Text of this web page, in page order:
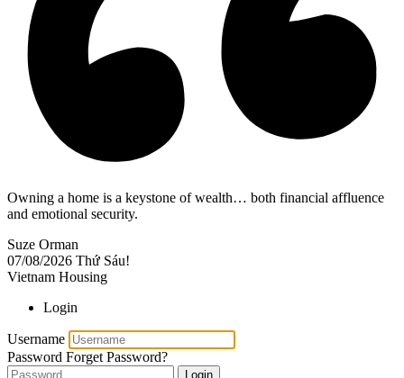
Owning a home is a keystone of wealth… both financial affluence
and emotional security.
Suze Orman
07/08/2026 Thứ Sáu!
Vietnam Housing
Login
Username
Password Forget Password?
Login